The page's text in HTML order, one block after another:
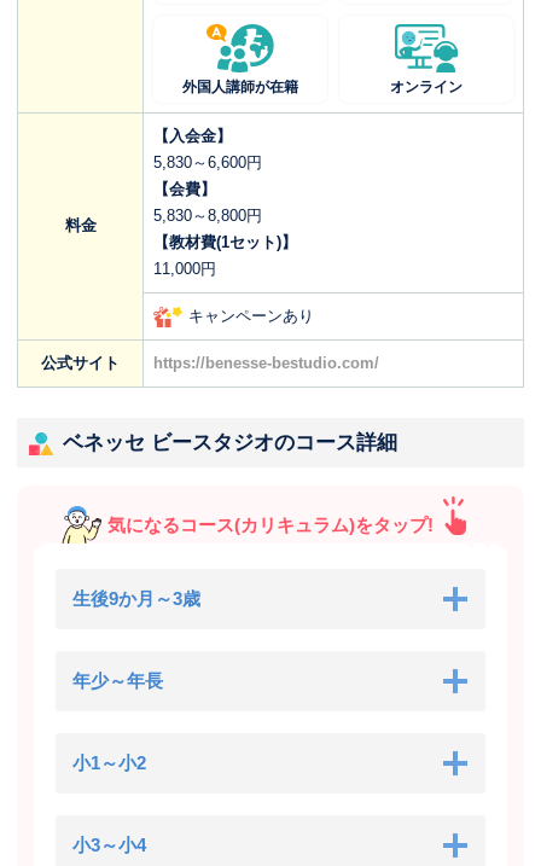
外国人講師が在籍 オンライン
料金
【入会金】
5,830～6,600円
【会費】
5,830～8,800円
【教材費(1セット)】
11,000円
キャンペーンあり
公式サイト https://benesse-bestudio.com/
ベネッセ ビースタジオのコース詳細
気になるコース(カリキュラム)をタップ!
生後9か月～3歳
年少～年長
小1～小2
小3～小4